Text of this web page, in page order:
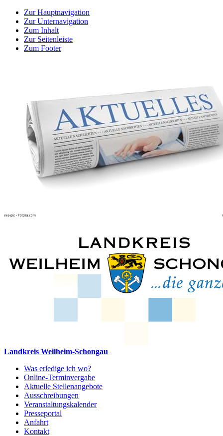
Zur Hauptnavigation
Zur Unternavigation
Zum Inhalt
Zur Seitenleiste
Zum Footer
Landkreis Weilheim-Schongau
Was erledige ich wo?
Online-Terminvergabe
Aktuelle Stellenangebote
Ausschreibungen
Veranstaltungskalender
Presseportal
Anfahrt
Kontakt